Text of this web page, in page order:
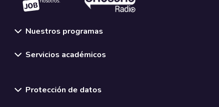
Nuestros programas
Servicios académicos
Protección de datos